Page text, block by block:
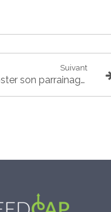
Suivant
Simplébo : Booster son parrainage et générer 60 MQL par mois